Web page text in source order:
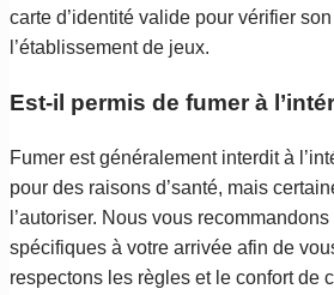
carte d’identité valide pour vérifier
l’établissement de jeux.
Est-il permis de fumer à
Fumer est généralement interdit à
pour des raisons d’santé, mais
l’autoriser. Nous vous
spécifiques à votre arrivée afin de
respectons les règles et le confort de